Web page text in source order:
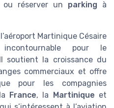
réserver un parking à
Martinique Césaire
pour le
soutient la croissance du
commerciaux et offre
pour les compagnies
France, la Martinique et